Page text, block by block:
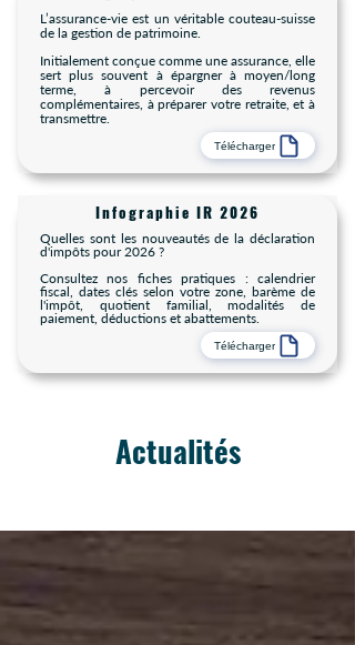
L’assurance-vie est un véritable couteau-suisse
de la gestion de patrimoine.
Initialement conçue comme une assurance, elle
sert plus souvent à épargner à moyen/long
terme, à percevoir des revenus
complémentaires, à préparer votre retraite, et à
transmettre.
Télécharger
Infographie IR 2026
Quelles sont les nouveautés de la déclaration
d'impôts pour 2026 ?
Consultez nos fiches pratiques : calendrier
fiscal, dates clés selon votre zone, barème de
l'impôt, quotient familial, modalités de
paiement, déductions et abattements.
Télécharger
Actualités